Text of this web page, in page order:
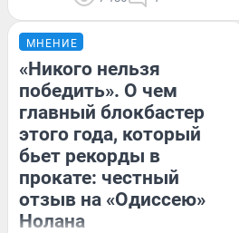
МНЕНИЕ
«Никого нельзя
победить». О чем
главный блокбастер
этого года, который
бьет рекорды в
прокате: честный
отзыв на «Одиссею»
Нолана